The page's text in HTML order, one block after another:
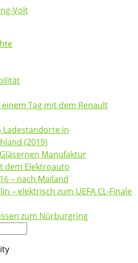
einem Tag mit dem Renault
Ladestandorte in
(2019)
Manufaktur
dem Elektroauto
– nach Mailand
– elektrisch zum UEFA CL-Finale
zum Nürburgring